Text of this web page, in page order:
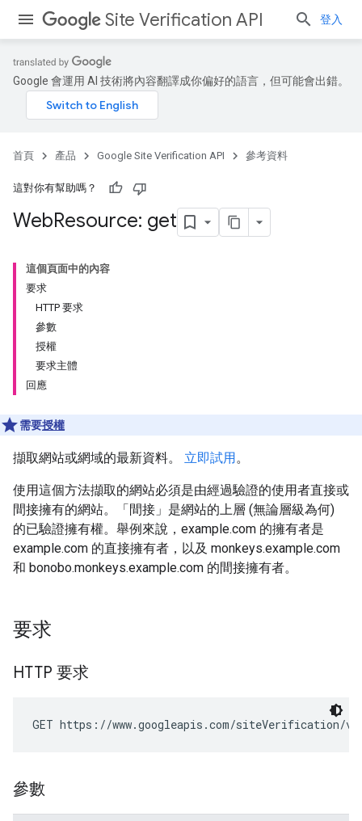
Site Verification API 登入
Google 會運用 AI 技術將內容翻譯成你偏好的語言，但可能會出錯。
首頁 產品 Google Site Verification API 參考資料
這對你有幫助嗎？
WebResource: get
這個頁面中的內容
要求
HTTP 要求
參數
授權
要求主體
回應
需要授權
擷取網站或網域的最新資料。 立即試用。
使用這個方法擷取的網站必須是由經過驗證的使用者直接或
間接擁有的網站。「間接」是網站的上層 (無論層級為何)
的已驗證擁有權。舉例來說，example.com 的擁有者是
example.com 的直接擁有者，以及 monkeys.example.com
和 bonobo.monkeys.example.com 的間接擁有者。
要求
HTTP 要求
GET https://www.googleapis.com/siteVerification/v1/
參數